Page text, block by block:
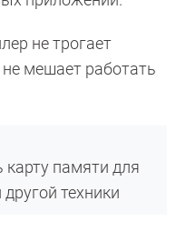
не трогает
мешает работать
памяти для
техники